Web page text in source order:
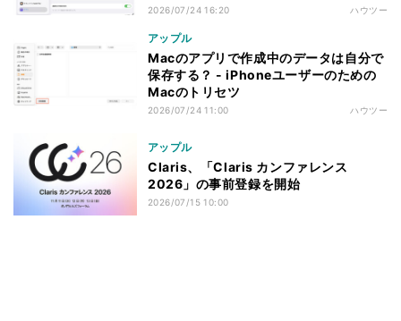
2026/07/24 16:20 ハウツー
アップル
Macのアプリで作成中のデータは自分で
保存する？ - iPhoneユーザーのための
Macのトリセツ
2026/07/24 11:00 ハウツー
アップル
Claris、「Claris カンファレンス
2026」の事前登録を開始
2026/07/15 10:00